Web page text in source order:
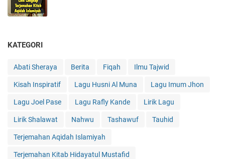
KATEGORI
Abati Sheraya Berita Fiqah Ilmu Tajwid
Kisah Inspiratif Lagu Husni Al Muna Lagu Imum Jhon
Lagu Joel Pase Lagu Rafly Kande Lirik Lagu
Lirik Shalawat Nahwu Tashawuf Tauhid
Terjemahan Aqidah Islamiyah
Terjemahan Kitab Hidayatul Mustafid